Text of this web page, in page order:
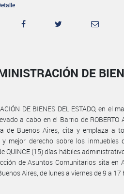
DE
DE BIENES DEL ESTADO, en el
a cabo en el Barrio de ROBERTO
de Buenos Aires, cita y emplaza a
mejor derecho sobre los inmuebles
QUINCE (15) días hábiles
de Asuntos Comunitarios sita en
Aires, de lunes a viernes de 9 a 17